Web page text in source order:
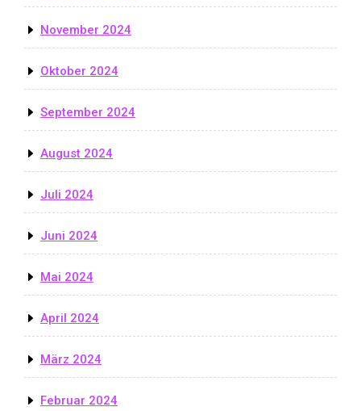
November 2024
Oktober 2024
September 2024
August 2024
Juli 2024
Juni 2024
Mai 2024
April 2024
März 2024
Februar 2024